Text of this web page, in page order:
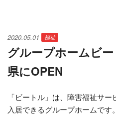
2020.05.01 福祉
グループホームビ
県にOPEN
「ビートル」は、障害福祉サー
入居できるグループホームです。